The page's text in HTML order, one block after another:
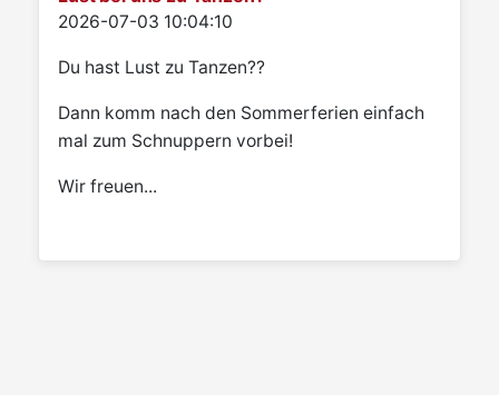
Details
2026-07-03 10:04:10
Du hast Lust zu Tanzen??
Dann komm nach den Sommerferien einfach
mal zum Schnuppern vorbei!
Wir freuen...